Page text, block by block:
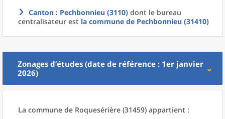
Canton : Pechbonnieu (3110) dont le bureau
centralisateur est la commune de Pechbonnieu (31410)
Zonages d’études (date de référence : 1er janvier
2026)
La commune de Roquesérière (31459) appartient :